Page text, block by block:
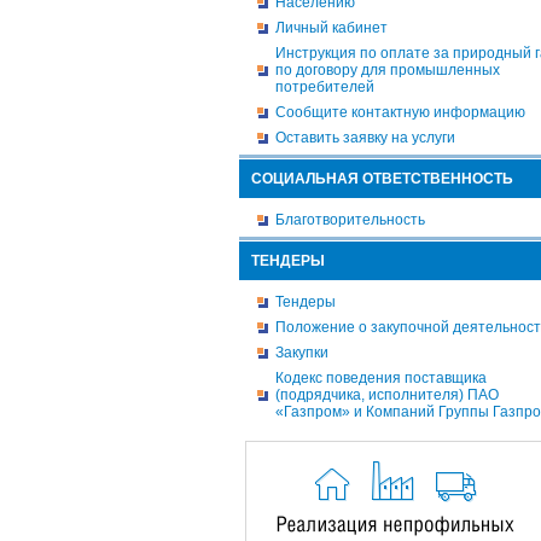
Личный кабинет
Инструкция по оплате за природный
по договору для промышленных
потребителей
Сообщите контактную информацию
Оставить заявку на услуги
СОЦИАЛЬНАЯ ОТВЕТСТВЕННОСТЬ
Благотворительность
ТЕНДЕРЫ
Тендеры
Положение о закупочной
Закупки
Кодекс поведения поставщика
(подрядчика, исполнителя) ПАО
«Газпром» и Компаний Группы